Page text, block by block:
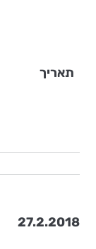
תאריך
27.2.2018